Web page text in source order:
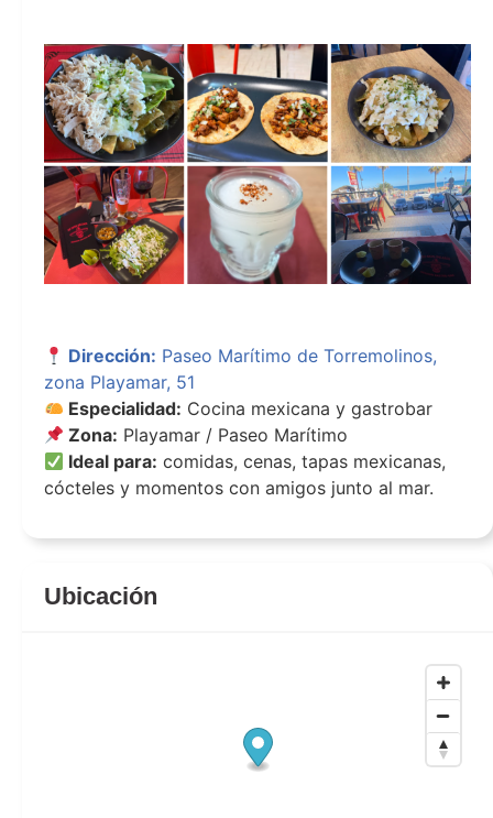
Dirección: Paseo Marítimo de Torremolinos,
zona Playamar, 51
Especialidad: Cocina mexicana y gastrobar
Zona: Playamar / Paseo Marítimo
Ideal para: comidas, cenas, tapas mexicanas,
cócteles y momentos con amigos junto al mar.
Ubicación